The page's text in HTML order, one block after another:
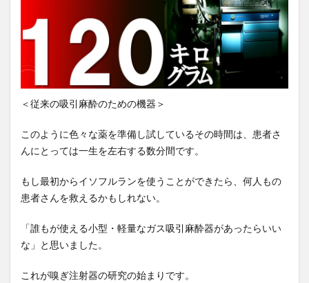
ノ・お
手伝い
わせフ
ォーム
＜従来の吸引麻酔のための機器＞
このように色々な薬を準備し試しているその時間は、患者さ
んにとっては一生を左右する数分間です。
もし最初からイソフルランを使うことができたら、何人もの
患者さんを救えるかもしれない。
「誰もが使える小型・軽量なガス吸引麻酔器があったらいい
な」と思いました。
これが嗅ぎ注射器の研究の始まりです。